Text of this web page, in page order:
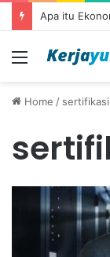
Apa itu
Menu
Home /